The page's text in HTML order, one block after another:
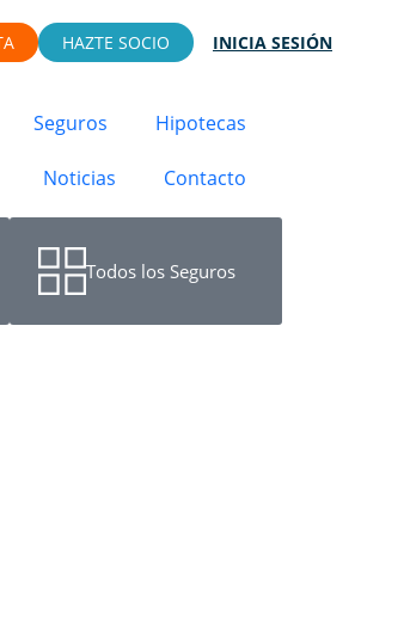
HAZTE SOCIO INICIA SESIÓN
Seguros Hipotecas
Noticias Contacto
Todos los Seguros